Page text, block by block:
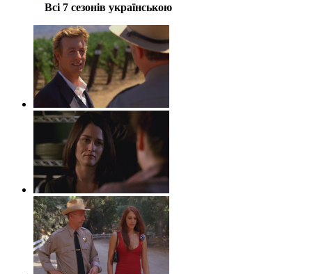
Всі 7 сезонів українською